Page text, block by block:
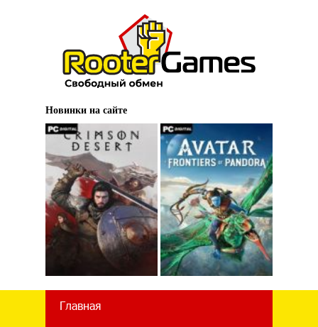
Новинки на сайте
Главная